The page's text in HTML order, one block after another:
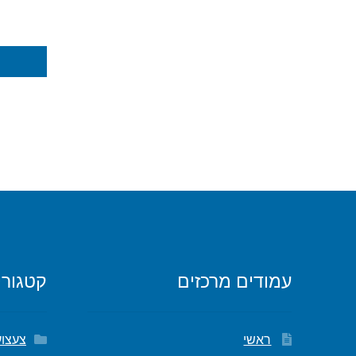
עמודים מרכזים
ראשי